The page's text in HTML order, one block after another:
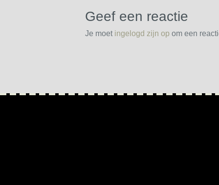
Geef een reactie
Je moet ingelogd zijn op om een